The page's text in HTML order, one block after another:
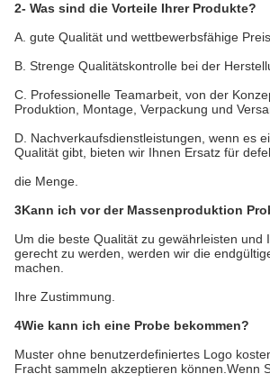
2- Was sind die Vorteile Ihrer Produkte?
A. gute Qualität und wettbewerbsfähige
B. Strenge Qualitätskontrolle bei der
C. Professionelle Teamarbeit, von der
Produktion, Montage, Verpackung und
D. Nachverkaufsdienstleistungen, wenn es
Qualität gibt, bieten wir Ihnen Ersatz für
die Menge.
3Kann ich vor der Massenproduktion
Um die beste Qualität zu gewährleisten und
gerecht zu werden, werden wir die
machen.
Ihre Zustimmung.
4Wie kann ich eine Probe bekommen?
Muster ohne benutzerdefiniertes Logo
Fracht sammeln akzeptieren können.Wenn